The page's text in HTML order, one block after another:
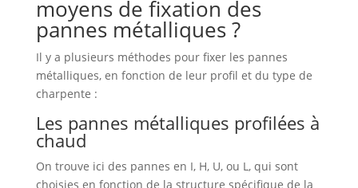
moyens de fixation des
pannes métalliques ?
Il y a plusieurs méthodes pour fixer les pannes
métalliques, en fonction de leur profil et du type de
charpente :
Les pannes métalliques profilées à
chaud
On trouve ici des pannes en I, H, U, ou L, qui sont
choisies en fonction de la structure spécifique de la